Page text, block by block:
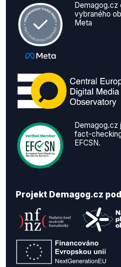
vybraného
Meta
Demagog.cz
fact-
EFCSN.
Projekt Demagog.cz